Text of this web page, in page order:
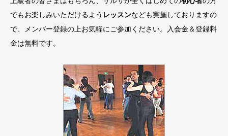
でもお楽しみいただけるよう レッスンなども実施しておりますの
で、メンバー登録の上お気軽にご参加ください。入会金＆登録料
金は無料です。